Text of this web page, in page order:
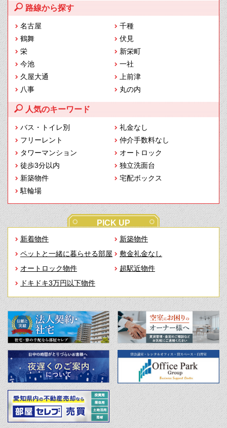
路線から探す
名古屋
千種
鶴舞
伏見
栄
新栄町
今池
一社
久屋大通
上前津
八事
丸の内
人気のキーワード
バス・トイレ別
礼金なし
フリーレント
仲介手数料なし
タワーマンション
オートロック
徒歩3分以内
独立洗面台
新築物件
宅配ボックス
駐輪場
PICK UP
新着物件
新築物件
ペットと一緒に暮らせる部屋
敷金礼金なし
オートロック物件
超駅近物件
ドキドキ3万円以下物件